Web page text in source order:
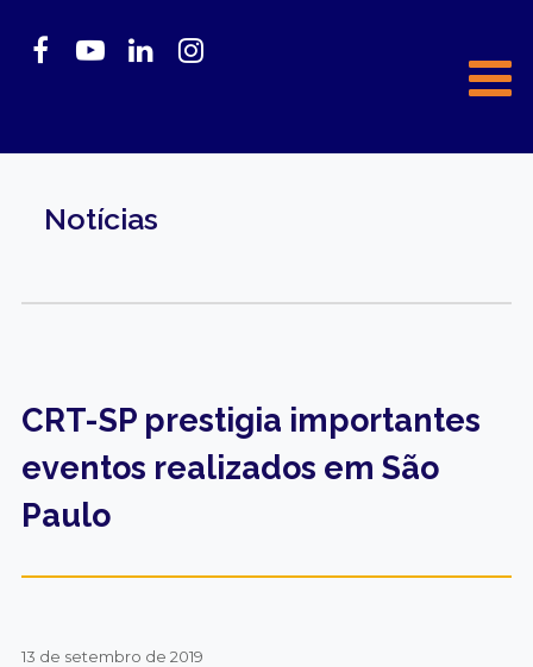
Notícias
CRT-SP prestigia importantes
eventos realizados em São
Paulo
13 de setembro de 2019